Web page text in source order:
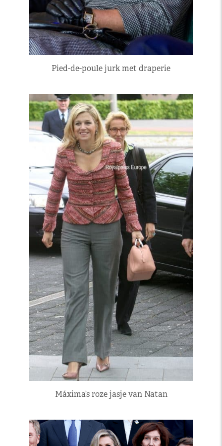
Pied-de-poule jurk met draperie
Máxima’s roze jasje van Natan